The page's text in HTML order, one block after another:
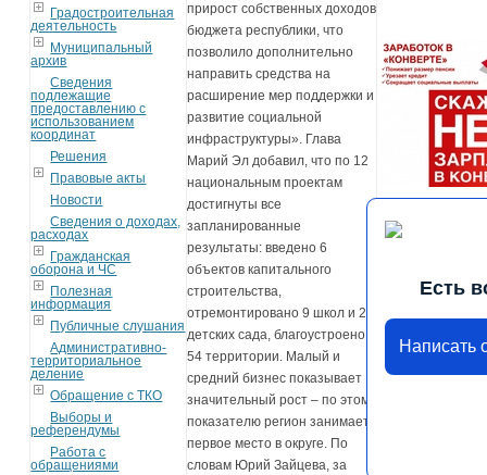
Градостроительная
деятельность
Муниципальный
архив
Сведения
подлежащие
предоставлению с
использованием
координат
Решения
Правовые акты
Новости
Сведения о доходах,
расходах
Гражданская
оборона и ЧС
Полезная
информация
Публичные слушания
Административно-
территориальное
деление
Обращение с ТКО
Выборы и
референдумы
Работа с
обращениями
прирост собственных доходов
бюджета республики, что
позволило дополнительно
направить средства на
расширение мер поддержки и
развитие социальной
инфраструктуры». Глава
Марий Эл добавил, что по 12
национальным проектам
достигнуты все
запланированные
результаты: введено 6
объектов капитального
строительства,
отремонтировано 9 школ и 2
детских сада, благоустроено
54 территории. Малый и
средний бизнес показывает
значительный рост – по этому
показателю регион занимает
первое место в округе. По
словам Юрий Зайцева, за
Есть
Написать